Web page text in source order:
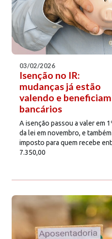
03/02/2026
Isenção no IR:
mudanças já estão
valendo e
bancários
A isenção passou a valer em
da lei em novembro, e
imposto para quem recebe
7.350,00